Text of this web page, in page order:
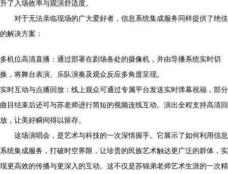
升了入场效率与观演舒适度。
对于无法亲临现场的广大爱好者，信息系统集成服务同样提供了绝佳
的解决方案：
多机位高清直播：通过部署在剧场各处的摄像机，并由导播系统实时切
换，将舞台表演、乐队演奏及观众反应多角度呈现。
实时互动与点播回放：线上观众可通过专属平台发送实时弹幕祝福，部分
曲目结束后还可与苏老师进行简短的视频连线互动。演出全程支持高清回
放，让美好瞬间得以留存。
这场演唱会，是艺术与科技的一次深情握手。它展示了如何利用信息
系统集成服务，打破时空界限，让珍贵的民族艺术触达更广泛的群体，实
现更高效的传播与更深入的互动。这不仅是苏锦弟老师艺术生涯的一次精